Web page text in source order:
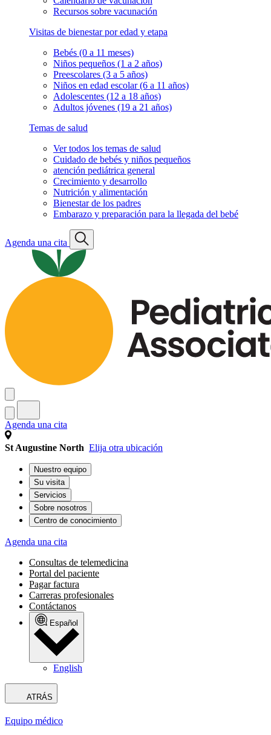
Recursos sobre vacunación
Visitas de bienestar por edad y etapa
Bebés (0 a 11 meses)
Niños pequeños (1 a 2 años)
Preescolares (3 a 5 años)
Niños en edad escolar (6 a 11 años)
Adolescentes (12 a 18 años)
Adultos jóvenes (19 a 21 años)
Temas de salud
Ver todos los temas de salud
Cuidado de bebés y niños pequeños
atención pediátrica general
Crecimiento y desarrollo
Nutrición y alimentación
Bienestar de los padres
Embarazo y preparación para la llegada del bebé
Agenda una cita
Agenda una cita
St Augustine North Elija otra ubicación
Nuestro equipo
Su visita
Servicios
Sobre nosotros
Centro de conocimiento
Agenda una cita
Consultas de telemedicina
Portal del paciente
Pagar factura
Carreras profesionales
Contáctanos
Español
English
ATRÁS
Equipo médico